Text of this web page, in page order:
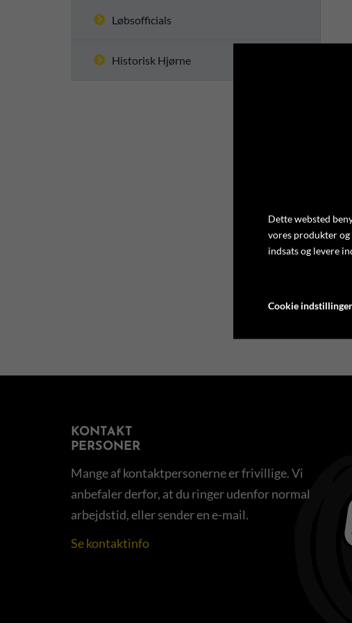
Løbsofficials
Historisk Hjørne
KONTAKT
PERSONER
Mange af kontaktpersonerne er frivillige. Vi
anbefaler derfor, at du ringer udenfor normal
arbejdstid, eller sender en e-mail.
Se kontaktinfo
Dette websted
vores produkter
indsats og levere
Cookie indstillinger